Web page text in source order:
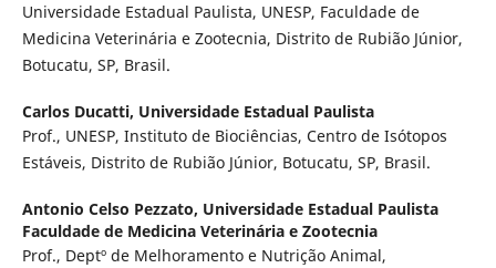
Universidade Estadual Paulista, UNESP, Faculdade de
Medicina Veterinária e Zootecnia, Distrito de Rubião Júnior,
Botucatu, SP, Brasil.
Carlos Ducatti, Universidade Estadual Paulista
Prof., UNESP, Instituto de Biociências, Centro de Isótopos
Estáveis, Distrito de Rubião Júnior, Botucatu, SP, Brasil.
Antonio Celso Pezzato, Universidade Estadual Paulista
Faculdade de Medicina Veterinária e Zootecnia
Prof., Deptº de Melhoramento e Nutrição Animal,